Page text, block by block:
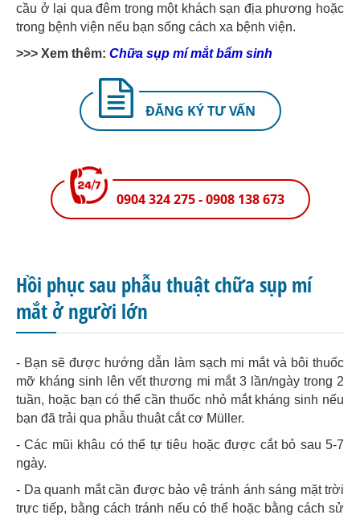
cầu ở lại qua đêm trong một khách sạn địa phương hoặc
trong bệnh viện nếu bạn sống cách xa bệnh viện.
>>> Xem thêm: Chữa sụp mí mắt bẩm sinh
ĐĂNG KÝ TƯ VẤN
0904 324 275 - 0908 138 673
Hồi phục sau phẫu thuật chữa sụp mí
mắt ở người lớn
- Bạn sẽ được hướng dẫn làm sạch mi mắt và bôi thuốc
mỡ kháng sinh lên vết thương mi mắt 3 lần/ngày trong 2
tuần, hoặc bạn có thể cần thuốc nhỏ mắt kháng sinh nếu
bạn đã trải qua phẫu thuật cắt cơ Müller.
- Các mũi khâu có thể tự tiêu hoặc được cắt bỏ sau 5-7
ngày.
- Da quanh mắt cần được bảo vệ tránh ánh sáng mặt trời
trực tiếp, bằng cách tránh nếu có thể hoặc bằng cách sử